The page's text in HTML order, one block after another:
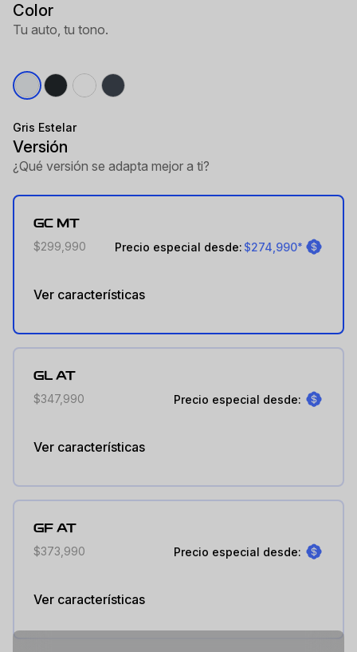
Color
Tu auto, tu tono.
Gris Estelar
Versión
¿Qué versión se adapta mejor a ti?
GC MT
$299,990 Precio especial desde: $274,990*
Ver características
GL AT
$347,990 Precio especial desde:
Ver características
GF AT
$373,990 Precio especial desde:
Ver características